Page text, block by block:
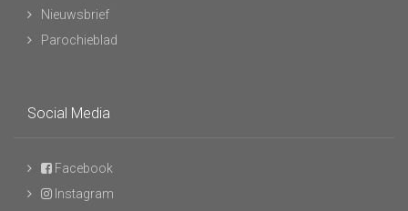
Nieuwsbrief
Parochieblad
Social Media
Facebook
Instagram